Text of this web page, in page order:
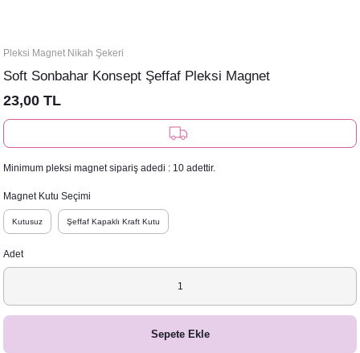
Pleksi Magnet Nikah Şekeri
Soft Sonbahar Konsept Şeffaf Pleksi Magnet
23,00 TL
Minimum pleksi magnet sipariş adedi : 10 adettir.
Magnet Kutu Seçimi
Kutusuz Şeffaf Kapaklı Kraft Kutu
Adet
Sepete Ekle